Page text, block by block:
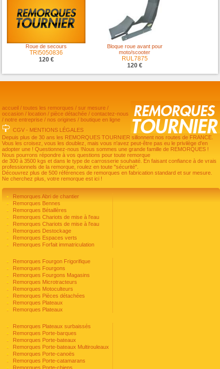
Roue de secours
TRI5050836
120 €
Bloque roue avant pour
moto/scooter
RUL7875
120 €
accueil /toutes les remorques /sur mesure /
occasion / location / pièce détachée /contactez-nous
/ notre entreprise / nos origines / boutique en ligne
CGV - MENTIONS LÉGALES
Depuis plus de 30 ans les REMORQUES TOURNIER sillonnent nos routes de FRANCE.
Vous les croisez, vous les doublez, mais vous n'avez peut-être pas eu le privilège d'en
adopter une ! Questionnez-nous !Nous sommes une grande famille de REMORQUES !
Nous pourrons répondre à vos questions pour toute remorque
de 300 à 3500 kgs et dans le type de carrosserie souhaité. En faisant confiance à de vrais
professionnels de la remorque, roulez en toute "sécurité".
Découvrez plus de 500 références de remorques en fabrication standard et sur mesure.
Ne cherchez plus, votre remorque est ici !
Remorques Abri de chantier
Remorques Bennes
Remorques Bétaillères
Remorques Chariots de mise à l'eau
Remorques Chariots de mise à l'eau
Remorques Destockage
Remorques Espaces verts
Remorques Forfait immatriculation
Remorques Fourgon Frigorifique
Remorques Fourgons
Remorques Fourgons Magasins
Remorques Microtracteurs
Remorques Motoculteurs
Remorques Pièces détachées
Remorques Plateaux
Remorques Plateaux
Remorques Plateaux surbaissés
Remorques Porte-barques
Remorques Porte-bateaux
Remorques Porte-bateaux Multirouleaux
Remorques Porte-canoës
Remorques Porte-catamarans
Remorques Porte-chiens